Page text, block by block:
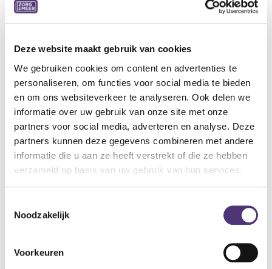
Deze website maakt gebruik van cookies
We gebruiken cookies om content en advertenties te
personaliseren, om functies voor social media te bieden
en om ons websiteverkeer te analyseren. Ook delen we
informatie over uw gebruik van onze site met onze
partners voor social media, adverteren en analyse. Deze
partners kunnen deze gegevens combineren met andere
informatie die u aan ze heeft verstrekt of die ze hebben
verzameld op basis van uw gebruik van hun services.
Noodzakelijk
Voorkeuren
ernstige incontinentie.
Zij bieden maximale bescherming bij urine- en
Dankzij de ademende buitenzijde zijn ze bijzonder geschikt
voor patiënten die veel belang hechten aan een aangenaam
en droog huidgevoel.
Specificaties:
Hersluitbare slips
Bevat zachte elastieken
Zacht non-woven materiaal dat aanvoelt als katoen
Extra cellulose pad met een superabsorberende
23,08€
Aan winkelmandje toevoegen